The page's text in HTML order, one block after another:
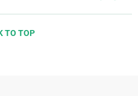
TO TOP